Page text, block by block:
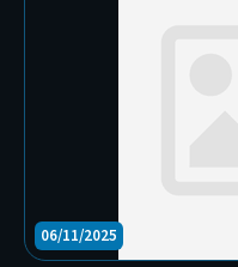
06/11/2025